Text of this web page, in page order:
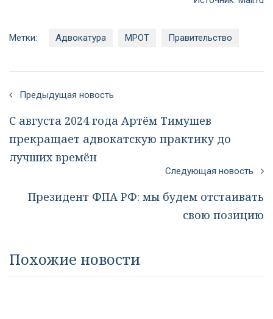
Метки: Адвокатура МРОТ Правительство
Предыдущая новость
С августа 2024 года Артём Тимушев
прекращает адвокатскую практику до
лучших времён
Следующая новость
Президент ФПА РФ: мы будем отстаивать
свою позицию
Похожие новости